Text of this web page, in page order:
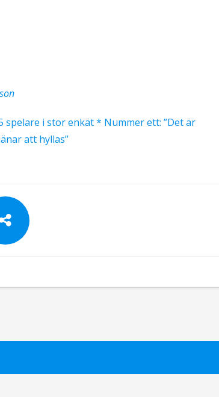
spelare i stor enkät * Nummer ett: ”Det är
att hyllas”